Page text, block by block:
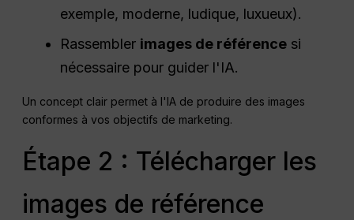
exemple, moderne, ludique, luxueux).
Rassembler images de référence si
nécessaire pour guider l'IA.
Un concept clair permet à l'IA de produire des images
conformes à vos objectifs de marketing.
Étape 2 : Télécharger les
images de référence